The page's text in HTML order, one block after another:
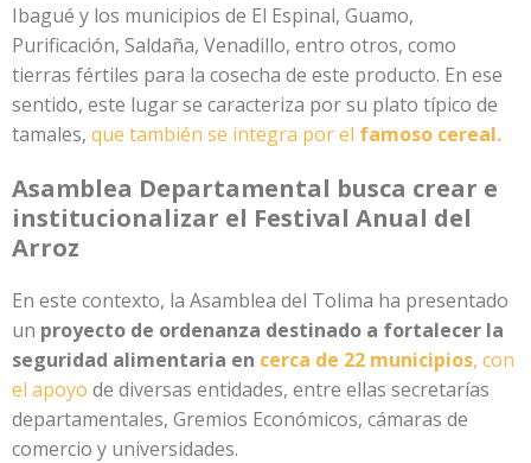
Ibagué y los municipios de El Espinal, Guamo,
Purificación, Saldaña, Venadillo, entro otros, como
tierras fértiles para la cosecha de este producto. En ese
sentido, este lugar se caracteriza por su plato típico de
tamales, que también se integra por el famoso cereal.
Asamblea Departamental busca crear e
institucionalizar el Festival Anual del
Arroz
En este contexto, la Asamblea del Tolima ha presentado
un proyecto de ordenanza destinado a fortalecer la
seguridad alimentaria en cerca de 22 municipios, con
el apoyo de diversas entidades, entre ellas secretarías
departamentales, Gremios Económicos, cámaras de
comercio y universidades.